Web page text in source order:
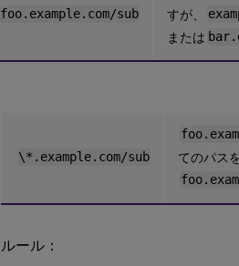
foo.example.com/sub
すが、
または
\*.example.com/sub
てのパス
ルール：